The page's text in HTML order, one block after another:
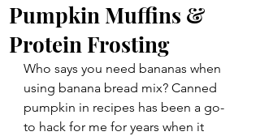
Pumpkin Muffins &
Protein Frosting
Who says you need bananas when
using banana bread mix? Canned
pumpkin in recipes has been a go-
to hack for me for years when it